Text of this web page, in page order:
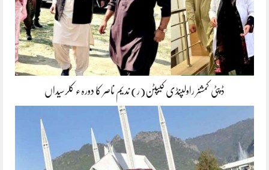
ڈپٹی کمشنر راولپنڈی کیپٹن(ر) ندیم ناصر کا دورہء کلرسیداں